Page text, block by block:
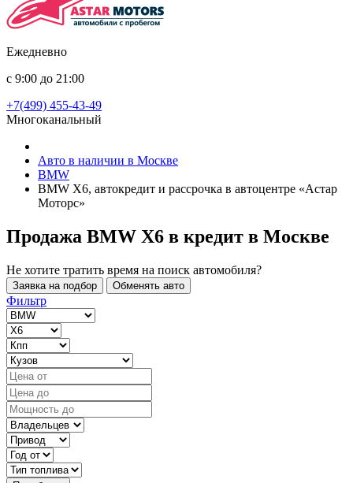
Ежедневно
с 9:00 до 21:00
+7(499) 455-43-49
Многоканальный
Авто в наличии в Москве
BMW
BMW X6, автокредит и рассрочка в автоцентре «Астар
Моторс»
Продажа BMW X6 в кредит в Москве
Не хотите тратить время на поиск автомобиля?
Заявка на подбор Обменять авто
Фильтр